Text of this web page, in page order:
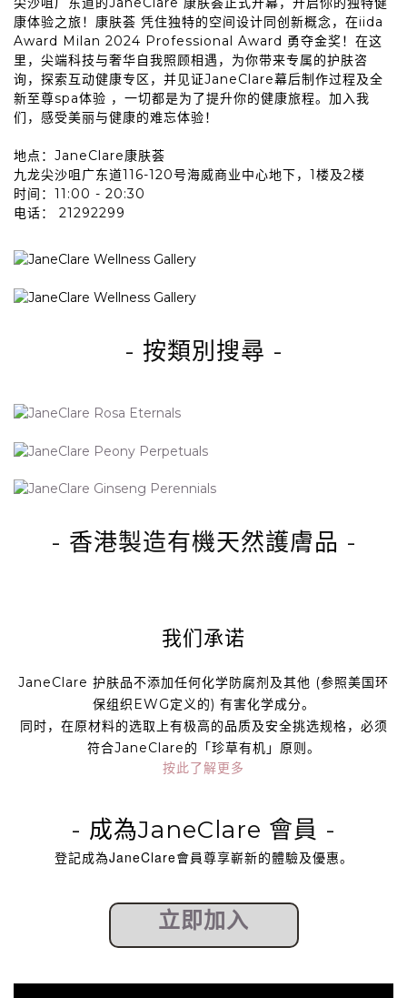
康体验之旅！康肤荟 凭住独特的空间设计同创新概念，在iida
Award Milan 2024 Professional Award 勇夺金奖！在这
里，尖端科技与奢华自我照顾相遇，为你带来专属的护肤咨
询，探索互动健康专区，并见证JaneClare幕后制作过程及全
新至尊spa体验 ，一切都是为了提升你的健康旅程。加入我
们，感受美丽与健康的难忘体验！
地点：JaneClare康肤荟
九龙尖沙咀广东道116-120号海威商业中心地下，1楼及2楼
时间：11:00 - 20:30
电话： 21292299
- 按類別搜尋 -
- 香港製造有機天然護膚品 -
我们承诺
JaneClare 护肤品不添加任何化学防腐剂及其他 (参照美国环
保组织EWG定义的) 有害化学成分。
同时，在原材料的选取上有极高的品质及安全挑选规格，必须
符合JaneClare的「珍草有机」原则。
按此了解更多
- 成為JaneClare 會員 -
登記成為JaneClare會員尊享嶄新的體驗及優惠。
立即加入